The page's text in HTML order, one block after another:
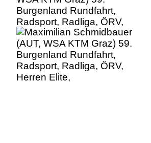
Burgenland Rundfahrt,
Radsport, Radliga, ÖRV,
Herren Elite,